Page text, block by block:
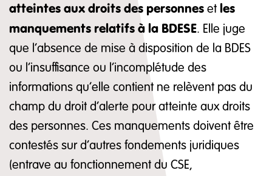
atteintes aux droits des personnes et les
manquements relatifs à la BDESE. Elle juge
que l’absence de mise à disposition de la BDES
ou l’insuffisance ou l’incomplétude des
informations qu’elle contient ne relèvent pas du
champ du droit d’alerte pour atteinte aux droits
des personnes. Ces manquements doivent être
contestés sur d’autres fondements juridiques
(entrave au fonctionnement du CSE,